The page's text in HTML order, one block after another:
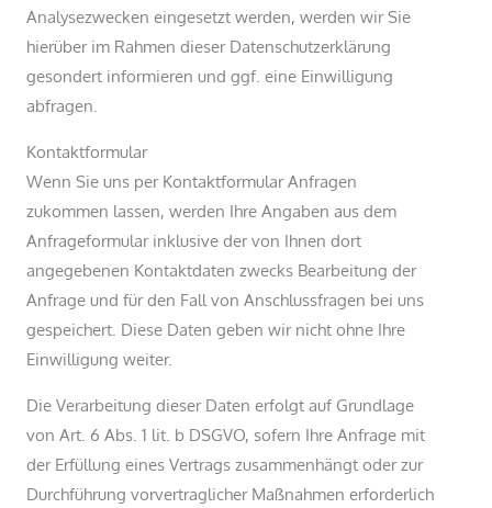
Analysezwecken eingesetzt werden, werden wir Sie
hierüber im Rahmen dieser Datenschutzerklärung
gesondert informieren und ggf. eine Einwilligung
abfragen.
Kontaktformular
Wenn Sie uns per Kontaktformular Anfragen
zukommen lassen, werden Ihre Angaben aus dem
Anfrageformular inklusive der von Ihnen dort
angegebenen Kontaktdaten zwecks Bearbeitung der
Anfrage und für den Fall von Anschlussfragen bei uns
gespeichert. Diese Daten geben wir nicht ohne Ihre
Einwilligung weiter.
Die Verarbeitung dieser Daten erfolgt auf Grundlage
von Art. 6 Abs. 1 lit. b DSGVO, sofern Ihre Anfrage mit
der Erfüllung eines Vertrags zusammenhängt oder zur
Durchführung vorvertraglicher Maßnahmen erforderlich